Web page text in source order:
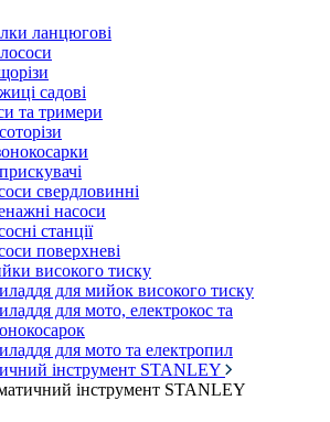
ланцюгові
садові
та тримери
свердловинні
насоси
станції
поверхневі
високого тиску
для мийок високого тиску
для мото, електрокос та
для мото та електропил
інструмент STANLEY
інструмент STANLEY